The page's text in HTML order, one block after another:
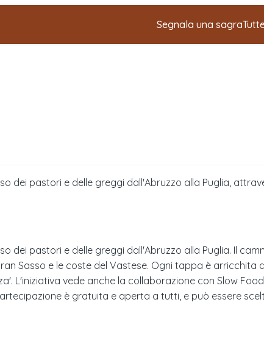
Segnala una sagra
dei pastori e delle greggi dall'Abruzzo alla Puglia,
pastori e delle greggi dall'Abruzzo alla Puglia. Il
Sasso e le coste del Vastese. Ogni tappa è arricchita
L'iniziativa vede anche la collaborazione con Slow
è gratuita e aperta a tutti, e può essere